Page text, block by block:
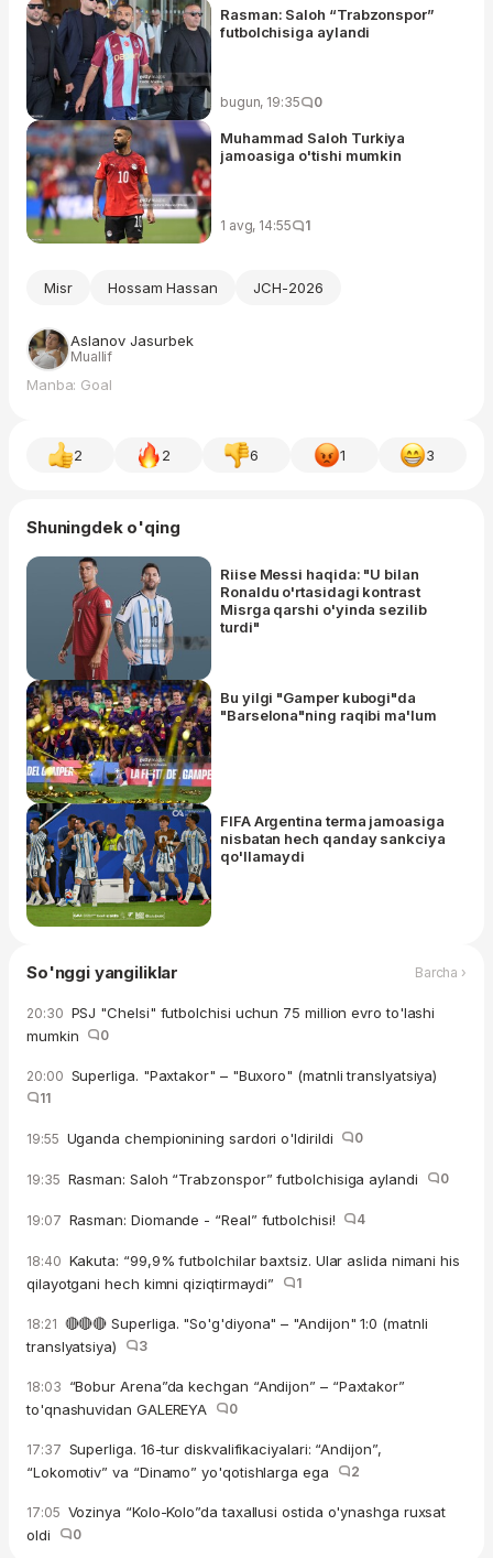
Rasman: Saloh “Trabzonspor”
futbolchisiga aylandi
bugun, 19:35 0
Muhammad Saloh Turkiya
jamoasiga o'tishi mumkin
1 avg, 14:55 1
Misr Hossam Hassan JCH-2026
Aslanov Jasurbek
Muallif
Manba: Goal
2 2 6 1 3
Shuningdek o'qing
Riise Messi haqida: "U bilan
Ronaldu o'rtasidagi kontrast
Misrga qarshi o'yinda sezilib
turdi"
Bu yilgi "Gamper kubogi"da
"Barselona"ning raqibi ma'lum
FIFA Argentina terma jamoasiga
nisbatan hech qanday sankciya
qo'llamaydi
So'nggi yangiliklar Barcha ›
20:30 PSJ "Chelsi" futbolchisi uchun 75 million evro to'lashi
mumkin
0
20:00 Superliga. "Paxtakor" – "Buxoro" (matnli translyatsiya)
11
19:55 Uganda chempionining sardori o'ldirildi 0
19:35 Rasman: Saloh “Trabzonspor” futbolchisiga aylandi 0
19:07 Rasman: Diomande - “Real” futbolchisi! 4
18:40 Kakuta: “99,9% futbolchilar baxtsiz. Ular aslida nimani his
qilayotgani hech kimni qiziqtirmaydi”
1
18:21 🔴🔴🔴 Superliga. "So'g'diyona" – "Andijon" 1:0 (matnli
translyatsiya)
3
18:03 “Bobur Arena”da kechgan “Andijon” – “Paxtakor”
to'qnashuvidan GALEREYA
0
17:37 Superliga. 16-tur diskvalifikaciyalari: “Andijon”,
“Lokomotiv” va “Dinamo” yo'qotishlarga ega
2
17:05 Vozinya “Kolo-Kolo”da taxallusi ostida o'ynashga ruxsat
oldi
0